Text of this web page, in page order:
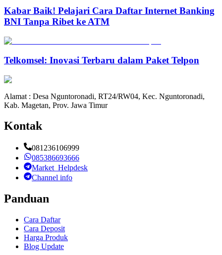
Kabar Baik! Pelajari Cara Daftar Internet Banking
BNI Tanpa Ribet ke ATM
Telkomsel: Inovasi Terbaru dalam Paket Telpon
Alamat : Desa Nguntoronadi, RT24/RW04, Kec. Nguntoronadi,
Kab. Magetan, Prov. Jawa Timur
Kontak
081236106999
085386693666
Market_Helpdesk
Channel info
Panduan
Cara Daftar
Cara Deposit
Harga Produk
Blog Update